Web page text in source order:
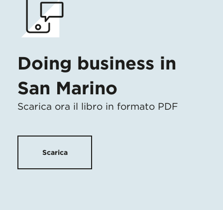
Doing business in
San Marino
Scarica ora il libro in formato PDF
Scarica